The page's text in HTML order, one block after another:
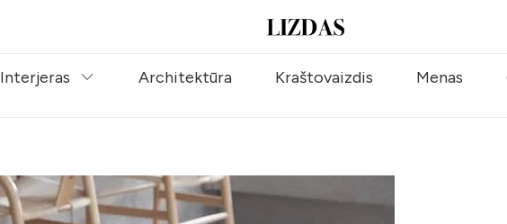
Interjeras Architektūra Kraštovaizdis Menas